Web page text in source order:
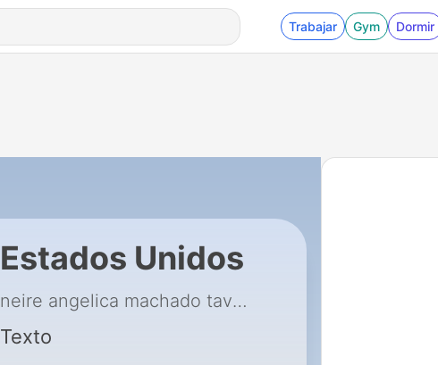
Trabajar Gym Dormir
Estados Unidos
neire angelica machado tavares
Texto